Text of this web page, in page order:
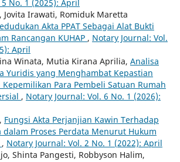
No. 1 (2025): April
Jovita Irawati, Romiduk Maretta
Akta PPAT Sebagai Alat Bukti
Rancangan KUHAP , Notary Journal: Vol.
April
Winata, Mutia Kirana Aprilia, Analisa
Yuridis yang Menghambat Kepastian
Para Pembeli Satuan Rumah
, Notary Journal: Vol. 6 No. 1 (2026):
Fungsi Akta Perjanjian Kawin Terhadap
dalam Proses Perdata Menurut Hukum
, Notary Journal: Vol. 2 No. 1 (2022): April
Shinta Pangesti, Robbyson Halim,